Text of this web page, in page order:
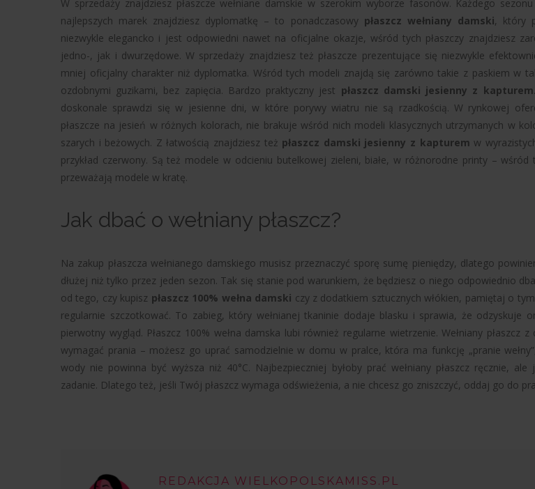
W sprzedaży znajdziesz płaszcze wełniane damskie w szerokim wyborze fasonów. Każdego
najlepszych marek znajdziesz dyplomatkę – to ponadczasowy płaszcz wełniany damski, który
niezwykle elegancko i jest odpowiedni nawet na oficjalne okazje, wśród tych płaszczy znajdziesz
jedno-, jak i dwurzędowe. W sprzedaży znajdziesz też płaszcze prezentujące się niezwykle
mniej oficjalny charakter niż dyplomatka. Wśród tych modeli znajdą się zarówno takie z paskiem w
ozdobnymi guzikami, bez zapięcia. Bardzo praktyczny jest płaszcz damski jesienny z kapturem
doskonale sprawdzi się w jesienne dni, w które porywy wiatru nie są rzadkością. W rynkowej
płaszcze na jesień w różnych kolorach, nie brakuje wśród nich modeli klasycznych utrzymanych w
szarych i beżowych. Z łatwością znajdziesz też płaszcz damski jesienny z kapturem w
przykład czerwony. Są też modele w odcieniu butelkowej zieleni, białe, w różnorodne printy – wśród
przeważają modele w kratę.
Jak dbać o wełniany płaszcz?
Na zakup płaszcza wełnianego damskiego musisz przeznaczyć sporę sumę pieniędzy, dlatego
dłużej niż tylko przez jeden sezon. Tak się stanie pod warunkiem, że będziesz o niego odpowiednio
od tego, czy kupisz płaszcz 100% wełna damski czy z dodatkiem sztucznych włókien, pamiętaj o
regularnie szczotkować. To zabieg, który wełnianej tkaninie dodaje blasku i sprawia, że odzyskuje
pierwotny wygląd. Płaszcz 100% wełna damska lubi również regularne wietrzenie. Wełniany płaszcz
wymagać prania – możesz go uprać samodzielnie w domu w pralce, która ma funkcję „pranie
wody nie powinna być wyższa niż 40°C. Najbezpieczniej byłoby prać wełniany płaszcz ręcznie,
zadanie. Dlatego też, jeśli Twój płaszcz wymaga odświeżenia, a nie chcesz go zniszczyć, oddaj go do
REDAKCJA WIELKOPOLSKAMISS.PL